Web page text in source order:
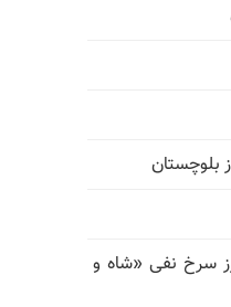
بلوچستان
سرخ نفی «شاه و